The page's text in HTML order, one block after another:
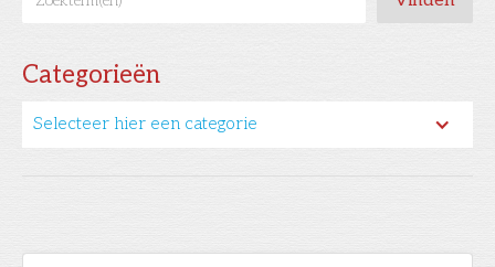
Categorieën
Selecteer hier een categorie